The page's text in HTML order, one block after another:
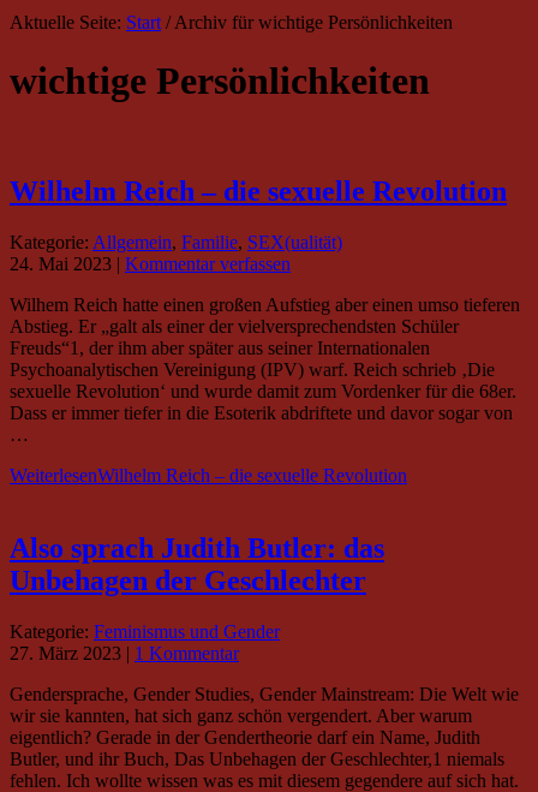
Aktuelle Seite: Start /Archiv für wichtige Persönlichkeiten
wichtige Persönlichkeiten
Wilhelm Reich – die sexuelle Revolution
Kategorie: Allgemein, Familie, SEX(ualität)
24. Mai 2023 | Kommentar verfassen
Wilhem Reich hatte einen großen Aufstieg aber einen umso tieferen
Abstieg. Er „galt als einer der vielversprechendsten Schüler
Freuds“1, der ihm aber später aus seiner Internationalen
Psychoanalytischen Vereinigung (IPV) warf. Reich schrieb ‚Die
sexuelle Revolution‘ und wurde damit zum Vordenker für die 68er.
Dass er immer tiefer in die Esoterik abdriftete und davor sogar von
…
WeiterlesenWilhelm Reich – die sexuelle Revolution
Also sprach Judith Butler: das
Unbehagen der Geschlechter
Kategorie: Feminismus und Gender
27. März 2023 | 1 Kommentar
Gendersprache, Gender Studies, Gender Mainstream: Die Welt wie
wir sie kannten, hat sich ganz schön vergendert. Aber warum
eigentlich? Gerade in der Gendertheorie darf ein Name, Judith
Butler, und ihr Buch, Das Unbehagen der Geschlechter,1 niemals
fehlen. Ich wollte wissen was es mit diesem gegendere auf sich hat.